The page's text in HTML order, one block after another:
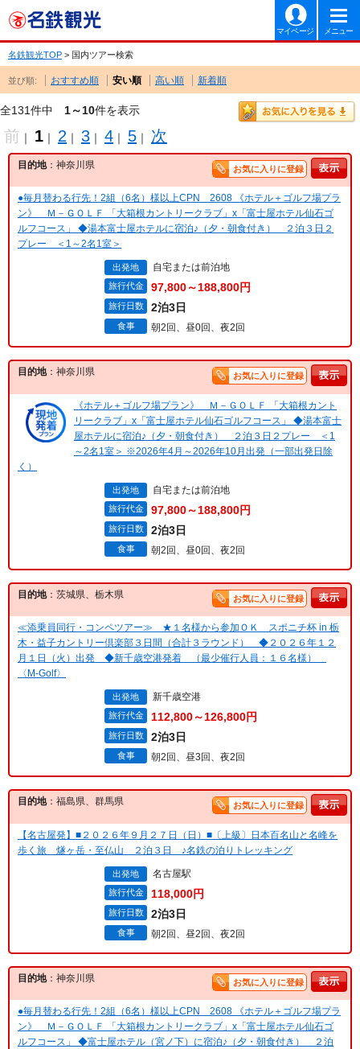
マイページ メニュー
名鉄観光TOP > 国内ツアー検索
並び順: おすすめ順 安い順 高い順 新着順
全131件中 1～10件を表示
前 ｜ 1 ｜ 2 ｜ 3 ｜ 4 ｜ 5 ｜ 次
目的地：神奈川県 お気に入りに登録
●毎月替わる行先！2組（6名）様以上CPN 2608 《ホテル＋ゴルフ場プラ
ン》 Ｍ－ＧＯＬＦ 「大箱根カントリークラブ」x「富士屋ホテル仙石ゴ
ルフコース」 ◆湯本富士屋ホテルに宿泊♪（夕・朝食付き） ２泊３日２
プレー ＜1～2名1室＞
出発地 自宅または前泊地
旅行代金 97,800～188,800円
旅行日数 2泊3日
食事 朝2回、昼0回、夜2回
目的地：神奈川県 お気に入りに登録
《ホテル＋ゴルフ場プラン》 Ｍ－ＧＯＬＦ 「大箱根カント
リークラブ」x「富士屋ホテル仙石ゴルフコース」 ◆湯本富士
屋ホテルに宿泊♪（夕・朝食付き） ２泊３日２プレー ＜1
～2名1室＞ ※2026年4月～2026年10月出発（一部出発日除
く）
出発地 自宅または前泊地
旅行代金 97,800～188,800円
旅行日数 2泊3日
食事 朝2回、昼0回、夜2回
目的地：茨城県、栃木県 お気に入りに登録
≪添乗員同行・コンペツアー≫ ★１名様から参加ＯＫ スポニチ杯 in 栃
木・益子カントリー倶楽部３日間（合計３ラウンド） ◆２０２６年１２
月１日（火）出発 ◆新千歳空港発着 （最少催行人員：１６名様）
〈M-Golf〉
出発地 新千歳空港
旅行代金 112,800～126,800円
旅行日数 2泊3日
食事 朝2回、昼3回、夜2回
目的地：福島県、群馬県 お気に入りに登録
【名古屋発】■２０２６年９月２７日（日）■〔上級〕日本百名山と名峰を
歩く旅 燧ヶ岳・至仏山 ２泊３日 ♪名鉄の泊りトレッキング
出発地 名古屋駅
旅行代金 118,000円
旅行日数 2泊3日
食事 朝2回、昼2回、夜2回
目的地：神奈川県 お気に入りに登録
●毎月替わる行先！2組（6名）様以上CPN 2608 《ホテル＋ゴルフ場プラ
ン》 Ｍ－ＧＯＬＦ 「大箱根カントリークラブ」x「富士屋ホテル仙石ゴ
ルフコース」 ◆富士屋ホテル（宮ノ下）に宿泊♪（夕・朝食付き） ２泊